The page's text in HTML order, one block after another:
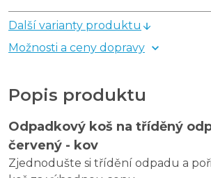
Další varianty produktu
Možnosti a ceny dopravy
Popis produktu
Odpadkový koš na tříděný
červený - kov
Zjednodušte si třídění odpadu a